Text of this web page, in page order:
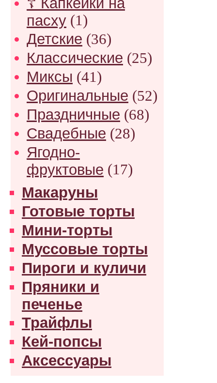
пасху (1)
Детские (36)
Классические (25)
Миксы (41)
Оригинальные (52)
Праздничные (68)
Свадебные (28)
Ягодно-
фруктовые (17)
Макаруны
Готовые торты
Мини-торты
Муссовые торты
Пироги и куличи
Пряники и
печенье
Трайфлы
Кей-попсы
Аксессуары